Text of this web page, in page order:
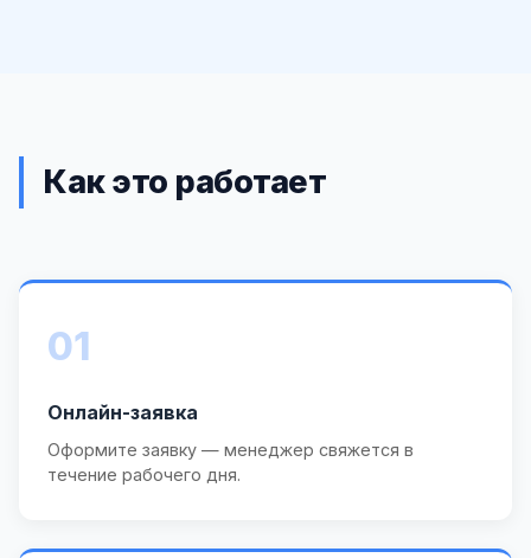
Как это работает
01
Онлайн-заявка
Оформите заявку — менеджер свяжется в
течение рабочего дня.